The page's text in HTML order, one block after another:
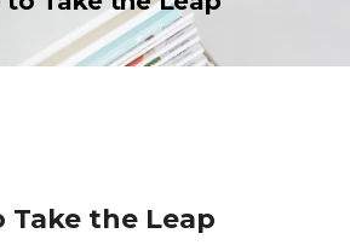
Take the Leap